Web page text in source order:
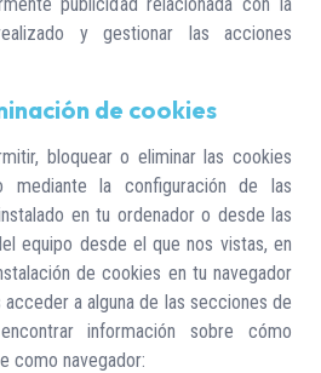
y gestionar las acciones
de cookies
bloquear o eliminar las cookies
mediante la configuración de las
en tu ordenador o desde las
equipo desde el que nos vistas, en
de cookies en tu navegador
a alguna de las secciones de
información sobre cómo
como navegador: